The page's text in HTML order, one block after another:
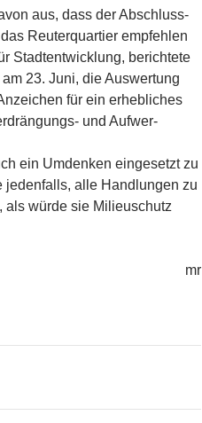
aus, dass der Abschluss-
Reuterquartier empfehlen
Stadtentwicklung, berichtete
23. Juni, die Auswertung
für ein erhebliches
und Aufwer-
ein Umdenken eingesetzt zu
jedenfalls, alle Handlungen zu
als würde sie Milieuschutz
mr